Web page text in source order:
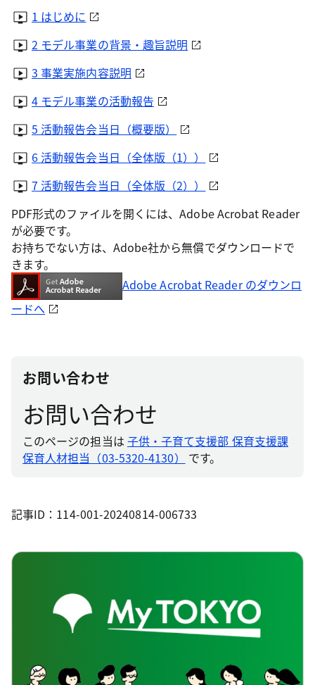
1 はじめに
2 モデル事業の背景・趣旨説明
3 事業実施内容説明
4 モデル事業の活動報告
5 活動報告会当日（概要版）
6 活動報告会当日（全体版（1））
7 活動報告会当日（全体版（2））
PDF形式のファイルを開くには、Adobe Acrobat Reader
が必要です。
お持ちでない方は、Adobe社から無償でダウンロードで
きます。
Adobe Acrobat Reader のダウンロ
ードへ
お問い合わせ
お問い合わせ
このページの担当は 子供・子育て支援部 保育支援課
保育人材担当（03-5320-4130）
です。
記事ID：114-001-20240814-006733